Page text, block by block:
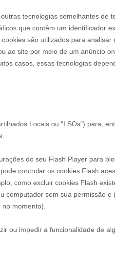
tecnologias semelhantes de
que contêm um identificador
cookies são utilizados para
ao site por meio de um anúncio
casos, essas tecnologias
Locais ou "LSOs") para,
do seu Flash Player para
pode controlar os cookies Flash
como excluir cookies Flash
sem sua permissão
momento).
impedir a funcionalidade de